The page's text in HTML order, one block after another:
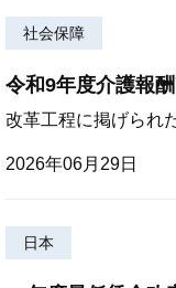
社会保障
令和9年度介護報
改革工程に掲げられ
2026年06月29日
日本